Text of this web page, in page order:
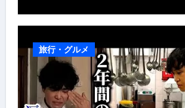
旅行・グルメ